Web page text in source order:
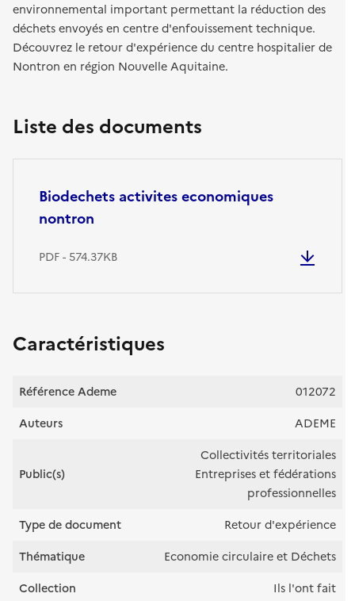
environnemental important permettant la réduction des
déchets envoyés en centre d'enfouissement technique.
Découvrez le retour d'expérience du centre hospitalier de
Nontron en région Nouvelle Aquitaine.
Liste des documents
Biodechets activites economiques
nontron
PDF - 574.37KB
Caractéristiques
Référence Ademe
012072
Auteurs
ADEME
Public(s)
Collectivités territoriales
Entreprises et fédérations
professionnelles
Type de document
Retour d'expérience
Thématique
Economie circulaire et Déchets
Collection
Ils l'ont fait